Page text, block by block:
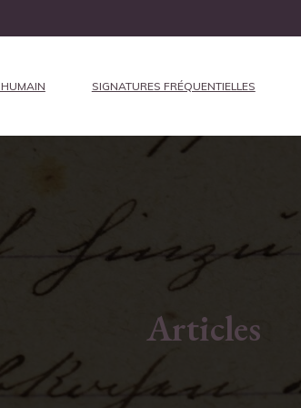
SIGNATURES FRÉQUENTIELLES
Articles